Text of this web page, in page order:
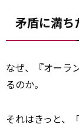
矛盾に満ち
なぜ、『オーラ
るのか。
それはきっと、